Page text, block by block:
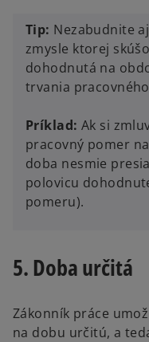
Tip: Nezabudnite
zmysle ktorej
dohodnutá na
trvania
Príklad: Ak si
pracovný pomer
doba nesmie
polovicu
pomeru).
5. Doba určitá
Zákonník práce
na dobu určitú, a